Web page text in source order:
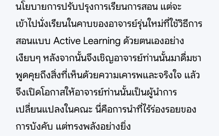
นโยบายการปรับปรุงการเรียนการสอน แต่จะ
เข้าไปนั่งเรียนในคาบของอาจารย์รุ่นใหม่ที่ใช้วิธีการ
สอนแบบ Active Learning ด้วยตนเองอย่าง
เงียบๆ หลังจากนั้นจึงเชิญอาจารย์ท่านนั้นมาดื่มชา
พูดคุยถึงสิ่งที่เห็นด้วยความเคารพและจริงใจ แล้ว
จึงเปิดโอกาสให้อาจารย์ท่านนั้นเป็นผู้นำการ
เปลี่ยนแปลงในคณะ นี่คือการนำที่ไร้ร่องรอยของ
การบังคับ แต่ทรงพลังอย่างยิ่ง